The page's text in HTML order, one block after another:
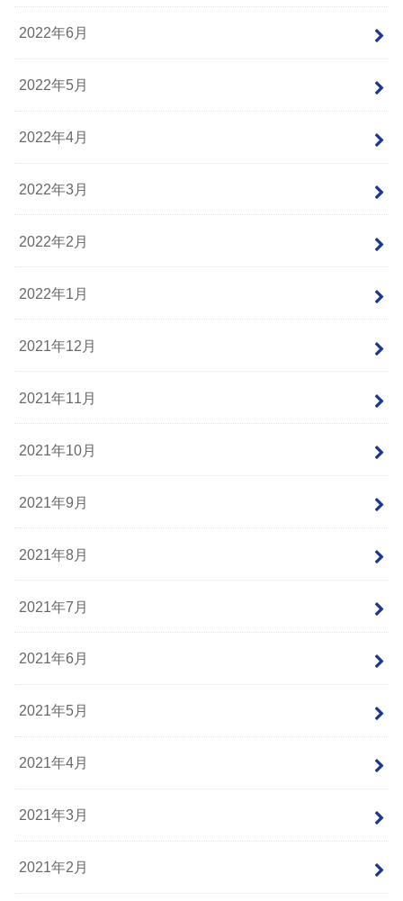
2022年6月
2022年5月
2022年4月
2022年3月
2022年2月
2022年1月
2021年12月
2021年11月
2021年10月
2021年9月
2021年8月
2021年7月
2021年6月
2021年5月
2021年4月
2021年3月
2021年2月